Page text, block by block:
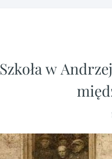
Szkoła w